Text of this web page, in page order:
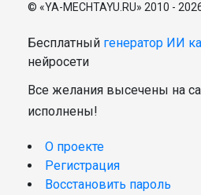
© «YA-MECHTAYU.RU» 2010 -
Бесплатный генератор ИИ
нейросети
Все желания высечены на
исполнены!
О проекте
Регистрация
Восстановить пароль